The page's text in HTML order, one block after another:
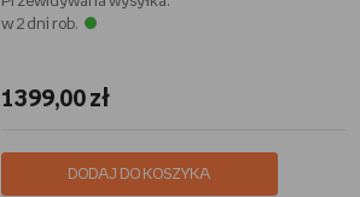
w 2 dni rob.
1399,00 zł
DODAJ DO KOSZYKA